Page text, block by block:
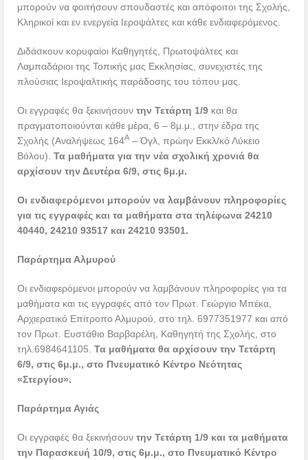
μπορούν να φοιτήσουν σπουδαστές και απόφοιτοι της Σχολής,
Κληρικοί και εν ενεργεία Ιεροψάλτες και κάθε ενδιαφερόμενος.
Διδάσκουν κορυφαίοι Καθηγητές, Πρωτοψάλτες και
Λαμπαδάριοι της Τοπικής μας Εκκλησίας, συνεχιστές της
πλούσιας Ιεροψαλτικής παράδοσης του τόπου μας.
Οι εγγραφές θα ξεκινήσουντην Τετάρτη 1/9 και θα
πραγματοποιούνται κάθε μέρα, 6 – 8μ.μ., στην έδρα της
Σχολής (Αναλήψεως 164Α – Όγλ, πρώην Εκκλ/κό Λύκειο
Βόλου).Τα μαθήματα για την νέα σχολική χρονιά θα
αρχίσουν την Δευτέρα 6/9, στις 6μ.μ.
Οι ενδιαφερόμενοι μπορούν να λαμβάνουν πληροφορίες
για τις εγγραφές και τα μαθήματα στα τηλέφωνα 24210
40440, 24210 93517 και 24210 93501.
Παράρτημα Αλμυρού
Οι ενδιαφερόμενοι μπορούν να λαμβάνουν πληροφορίες για τα
μαθήματα και τις εγγραφές από τον Πρωτ. Γεώργιο Μπέκα,
Αρχιερατικό Επίτροπο Αλμυρού, στο τηλ. 6977351977 και από
τον Πρωτ. Ευστάθιο Βαρβαρέλη, Καθηγητή της Σχολής, στο
τηλ.6984641105.Τα μαθήματα θα αρχίσουν την Τετάρτη
6/9, στις 6μ.μ., στο Πνευματικό Κέντρο Νεότητας
«Στεργίου».
Παράρτημα Αγιάς
Οι εγγραφές θα ξεκινήσουντην Τετάρτη 1/9 και τα μαθήματα
την Παρασκευή 10/9, στις 6μ.μ., στο Πνευματικό Κέντρο